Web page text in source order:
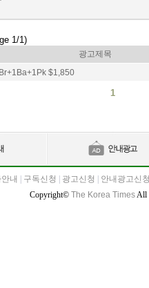
1/1)
광고제목
$1,850
1
내 구독신청 광고신청 안내광고신청
Copyright© The Korea TimesAll